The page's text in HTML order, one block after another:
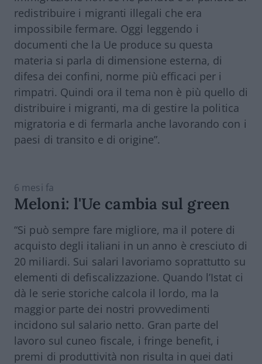
redistribuire i migranti illegali che era
impossibile fermare. Oggi leggendo i
documenti che la Ue produce su questa
materia si parla di dimensione esterna, di
difesa dei confini, norme più efficaci per i
rimpatri. Quindi ora il tema non è più quello di
distribuire i migranti, ma di gestire la politica
migratoria e di fermarla anche lavorando con i
paesi di transito e di origine”.
6 mesi fa
Meloni: l'Ue cambia sul green
“Si può sempre fare migliore, ma il potere di
acquisto degli italiani in un anno è cresciuto di
20 miliardi. Sui salari lavoriamo soprattutto su
elementi di defiscalizzazione. Quando l’Istat ci
dà le serie storiche calcola il lordo, ma la
maggior parte dei nostri provvedimenti
incidono sul salario netto. Gran parte del
lavoro sul cuneo fiscale, i fringe benefit, i
premi di produttività non risulta in quei dati